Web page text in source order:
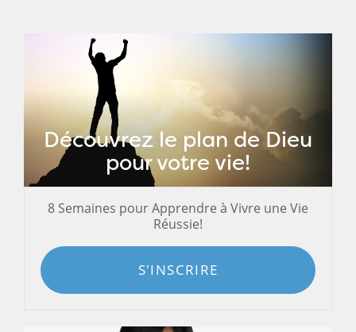
Découvrez le plan de Dieu
pour votre vie!
8 Semaines pour Apprendre à Vivre une Vie
Réussie!
S'INSCRIRE